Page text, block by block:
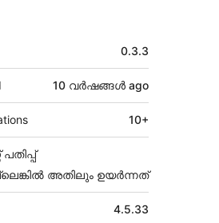
0.3.3
10 വര്‍ഷങ്ങള്‍ ago
10+
അതിലും ഉയര്‍ന്നത്
4.5.33